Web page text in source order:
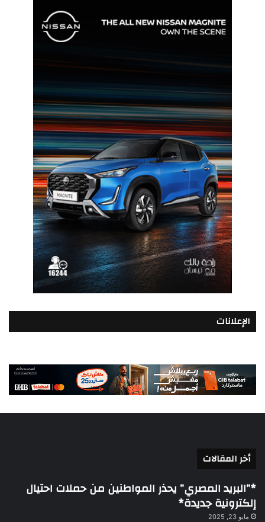
الإعلانات
أخر المقالات
*”البريد المصري” يحذر المواطنين من حملات احتيال
إلكترونية جديدة*
مايو 23, 2025